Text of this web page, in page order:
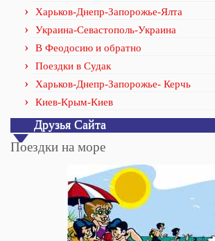
Харьков-Днепр-Запорожье-Ялта
Украина-Севастополь-Украина
В Феодосию и обратно
Поездки в Судак
Харьков-Днепр-Запорожье- Керчь
Киев-Крым-Киев
Друзья Сайта
Поездки на море